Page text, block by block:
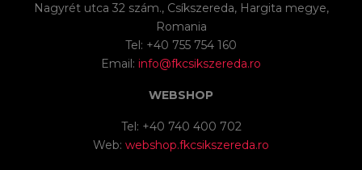
Nagyrét utca 32 szám., Csíkszereda, Hargita megye,
Romania
Tel: +40 755 754 160
Email: info@fkcsikszereda.ro
WEBSHOP
Tel: +40 740 400 702
Web: webshop.fkcsikszereda.ro